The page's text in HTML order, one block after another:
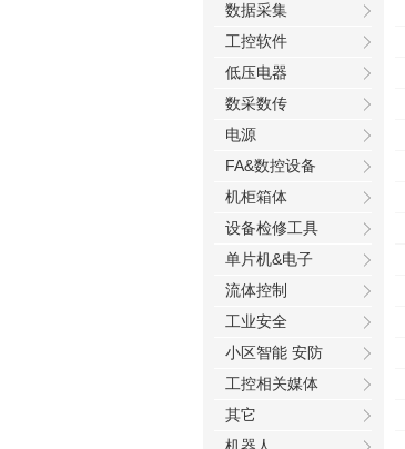
数据采集
工控软件
低压电器
数采数传
电源
FA&数控设备
机柜箱体
设备检修工具
单片机&电子
流体控制
工业安全
小区智能 安防
工控相关媒体
其它